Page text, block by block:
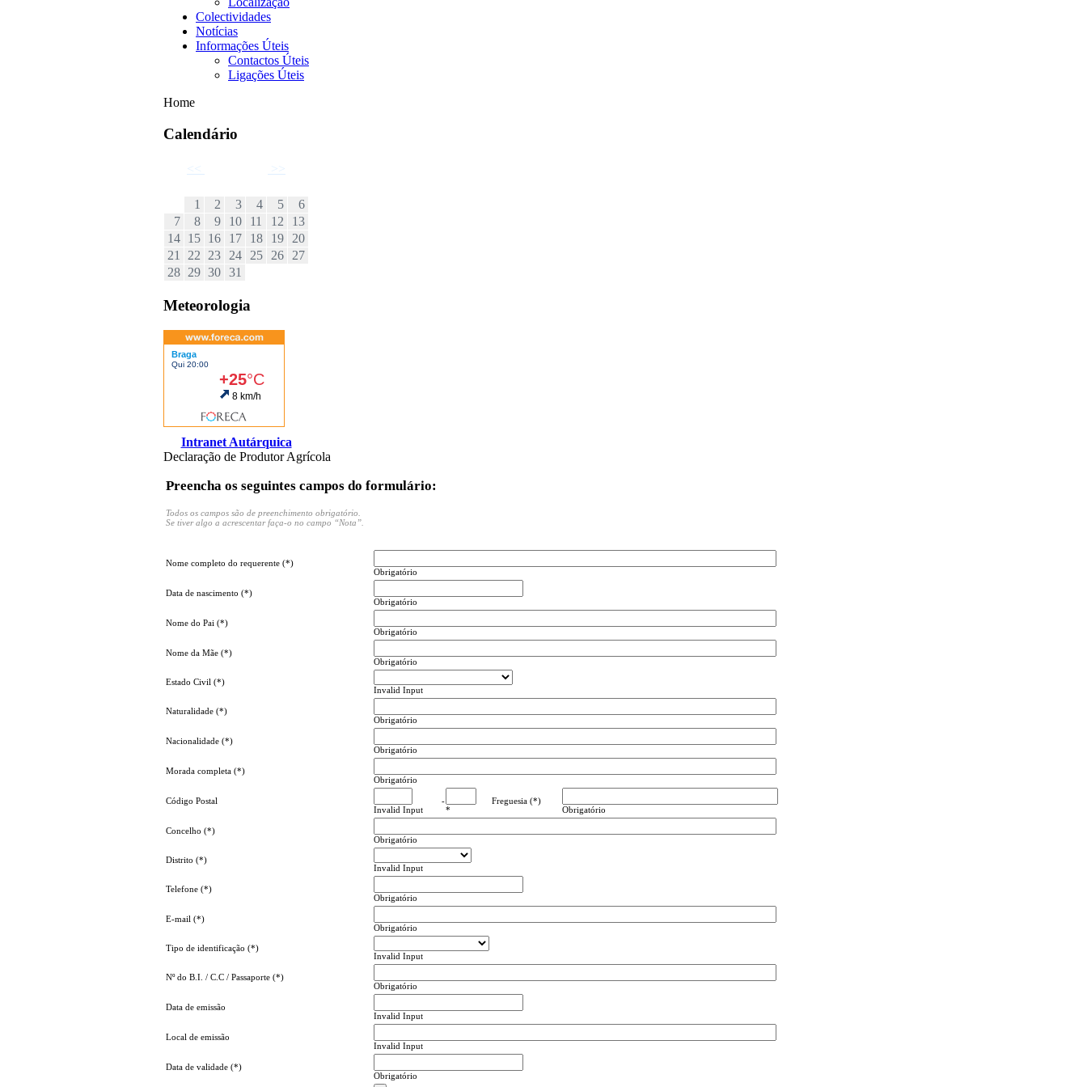
Colectividades
Notícias
Informações Úteis
Contactos Úteis
Ligações Úteis
Home
Calendário
<<
>>
1
2 3 4 5
6
7
8 9 10 11 12
13
14 15 16 17 18 19
20
21 22 23 24 25 26
27
28 29 30 31
Meteorologia
Intranet Autárquica
Declaração de Produtor Agrícola
Preencha os seguintes campos do formulário:
Todos os campos são de preenchimento obrigatório.
Se tiver algo a acrescentar faça-o no campo “Nota”.
Nome completo do requerente (*)
Obrigatório
Data de nascimento (*)
Obrigatório
Nome do Pai (*)
Obrigatório
Nome da Mãe (*)
Obrigatório
Estado Civil (*)
Invalid Input
Naturalidade (*)
Obrigatório
Nacionalidade (*)
Obrigatório
Morada completa (*)
Obrigatório
Código Postal
Invalid Input
-
*
Freguesia (*)
Obrigatório
Concelho (*)
Obrigatório
Distrito (*)
Invalid Input
Telefone (*)
Obrigatório
E-mail (*)
Obrigatório
Tipo de identificação (*)
Invalid Input
Nº do B.I. / C.C / Passaporte (*)
Obrigatório
Data de emissão
Invalid Input
Local de emissão
Invalid Input
Data de validade (*)
Obrigatório